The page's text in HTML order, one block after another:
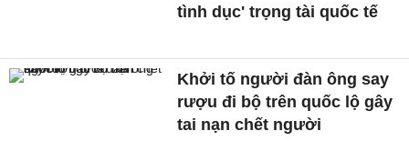
tình dục' trọng tài quốc tế
Khởi tố người đàn ông say
rượu đi bộ trên quốc lộ gây
tai nạn chết người